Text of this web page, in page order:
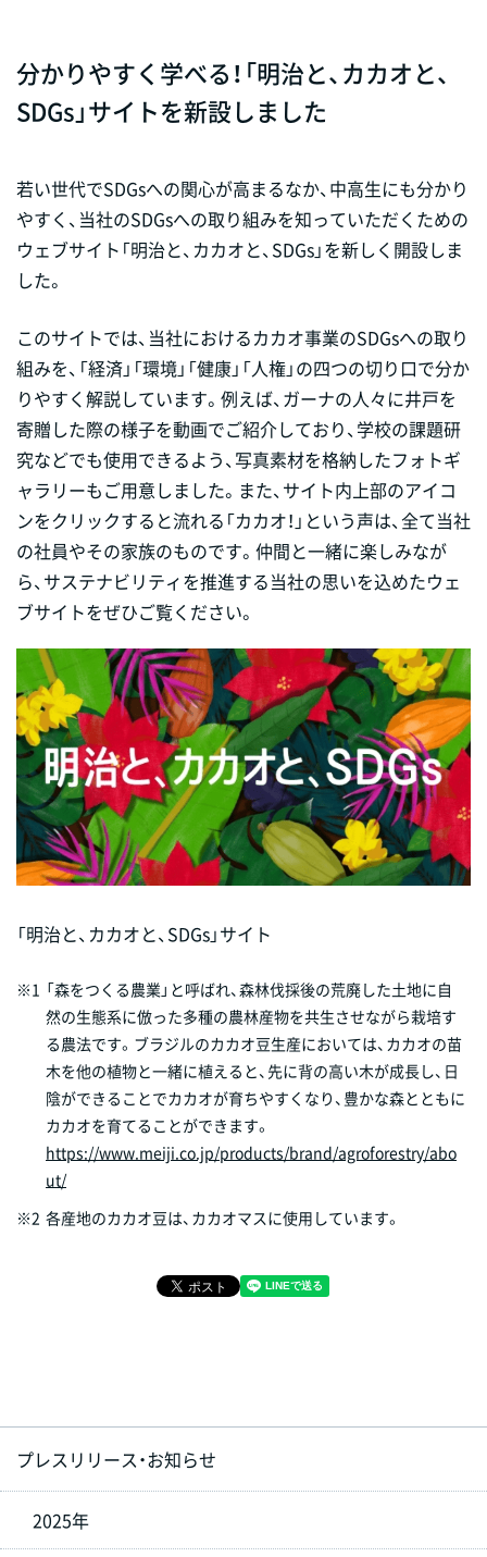
分かりやすく学べる！「明治と、カカオと、
SDGs」サイトを新設しました
若い世代でSDGsへの関心が高まるなか、中高生にも分かり
やすく、当社のSDGsへの取り組みを知っていただくための
ウェブサイト「明治と、カカオと、SDGs」を新しく開設しま
した。
このサイトでは、当社におけるカカオ事業のSDGsへの取り
組みを、「経済」「環境」「健康」「人権」の四つの切り口で分か
りやすく解説しています。例えば、ガーナの人々に井戸を
寄贈した際の様子を動画でご紹介しており、学校の課題研
究などでも使用できるよう、写真素材を格納したフォトギ
ャラリーもご用意しました。また、サイト内上部のアイコ
ンをクリックすると流れる「カカオ！」という声は、全て当社
の社員やその家族のものです。仲間と一緒に楽しみなが
ら、サステナビリティを推進する当社の思いを込めたウェ
ブサイトをぜひご覧ください。
「明治と、カカオと、SDGs」サイト
※1 「森をつくる農業」と呼ばれ、森林伐採後の荒廃した土地に自
然の生態系に倣った多種の農林産物を共生させながら栽培す
る農法です。ブラジルのカカオ豆生産においては、カカオの苗
木を他の植物と一緒に植えると、先に背の高い木が成長し、日
陰ができることでカカオが育ちやすくなり、豊かな森とともに
カカオを育てることができます。
https://www.meiji.co.jp/products/brand/agroforestry/abo
ut/
※2 各産地のカカオ豆は、カカオマスに使用しています。
プレスリリース・お知らせ
2025年